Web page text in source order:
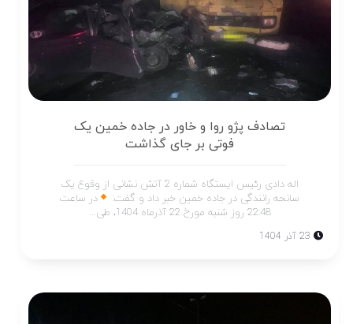
تصادف پژو روا و خاور در جاده خمین یک
فوتی بر جای گذاشت
اله دادی رئیس ایستگاه شماره 2 آتش نشانی از وقوع یک
سانحه رانندگی در جاده خمین خبر داد و گفت:
در ساعت
22:48 روز شنبه مورخ 22 آذرماه 1404، طی...
23 آذر 1404